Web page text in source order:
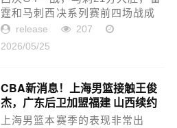
霆和马刺西决系列赛前四场战成
2-2平，这组对决变成三局两胜制
游戏。赛后福克斯透露球队爆发
球...
release
207
2026/05/25
CBA新消息！上海男篮接触王俊
杰，广东后卫加盟福建 山西续约
潘江
上海男篮本赛季的表现非常出